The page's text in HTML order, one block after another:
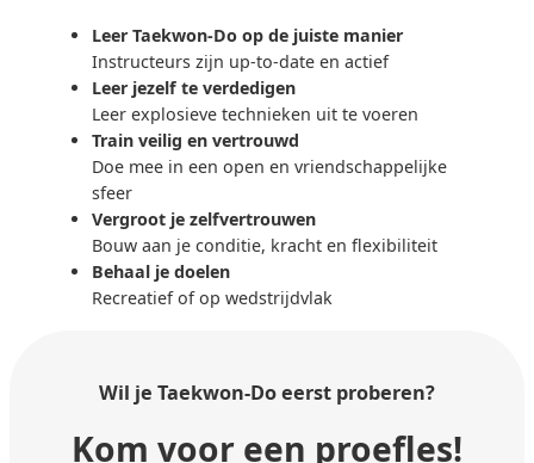
Leer Taekwon-Do op de juiste manier
Instructeurs zijn up-to-date en actief
Leer jezelf te verdedigen
Leer explosieve technieken uit te voeren
Train veilig en vertrouwd
Doe mee in een open en vriendschappelijke
sfeer
Vergroot je zelfvertrouwen
Bouw aan je conditie, kracht en flexibiliteit
Behaal je doelen
Recreatief of op wedstrijdvlak
Wil je Taekwon-Doeerst proberen?
Kom voor een proefles!